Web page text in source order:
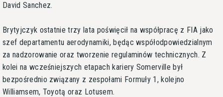
David Sanchez.
Brytyjczyk ostatnie trzy lata poświęcił na współpracę z FIA jako
szef departamentu aerodynamiki, będąc współodpowiedzialnym
za nadzorowanie oraz tworzenie regulaminów technicznych. Z
kolei na wcześniejszych etapach kariery Somerville był
bezpośrednio związany z zespołami Formuły 1, kolejno
Williamsem, Toyotą oraz Lotusem.